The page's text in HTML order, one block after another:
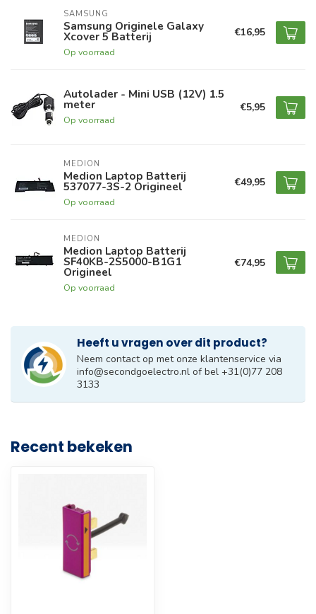
SAMSUNG
Samsung Originele Galaxy
Xcover 5 Batterij
Op voorraad
€16,95
Autolader - Mini USB (12V) 1.5
meter
Op voorraad
€5,95
MEDION
Medion Laptop Batterij
537077-3S-2 Origineel
Op voorraad
€49,95
MEDION
Medion Laptop Batterij
SF40KB-2S5000-B1G1
Origineel
Op voorraad
€74,95
Heeft u vragen over dit product?
Neem contact op met onze klantenservice via
info@secondgoelectro.nl of bel +31(0)77 208
3133
Recent bekeken